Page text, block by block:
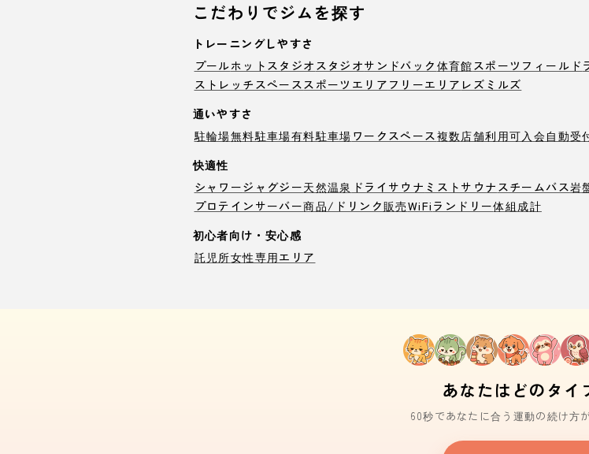
こだわりでジムを探す
トレーニングしやすさ
プールホットスタジオ スタジオサンドバック 体育館スポーツフィールド
ストレッチスペーススポーツエリア フリーエリア レズミルズ
通いやすさ
駐輪場無料駐車場有料駐車場 ワークスペース複数店舗利用可入会自動受
快適性
シャワージャグジー天然温泉 ドライサウナ ミストサウナ スチームバス岩
プロテインサーバー商品/ドリンク販売WiFi ランドリー体組成計
初心者向け・安心感
託児所女性専用エリア
あなたはどのタイ
60秒であなたに合う運動の続け方